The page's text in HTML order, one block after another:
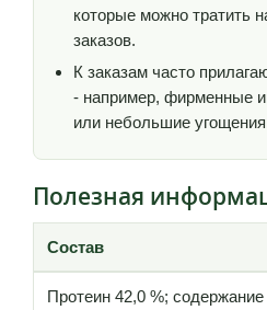
которые можно тратить
заказов.
К заказам часто
- например, фирменные
или небольшие
Полезная
Состав
Протеин 42,0 %;